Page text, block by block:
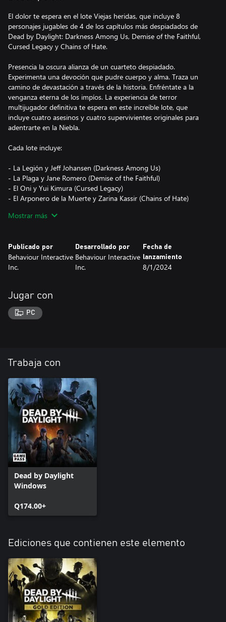
El dolor te espera en el lote Viejas heridas, que incluye 8
personajes jugables de 4 de los capítulos más despiadados de
Dead by Daylight: Darkness Among Us, Demise of the Faithful,
Cursed Legacy y Chains of Hate.
Presencia la oscura alianza de un cuarteto despiadado.
Experimenta una devoción que pudre cuerpo y alma. Traza un
camino de devastación a través de la historia. Enfréntate a la
venganza eterna de los impíos. La experiencia de terror
multijugador definitiva te espera en este increíble lote, que
incluye cuatro asesinos y cuatro supervivientes originales para
adentrarte en la Niebla.
Cada lote incluye:
- La Legión y Jeff Johansen (Darkness Among Us)
- La Plaga y Jane Romero (Demise of the Faithful)
- El Oni y Yui Kimura (Cursed Legacy)
- El Arponero de la Muerte y Zarina Kassir (Chains of Hate)
- 4 objetos exclusivos del DLC.
Mostrar más
Publicado por
Behaviour Interactive
Inc.
Desarrollado por
Behaviour Interactive
Inc.
Fecha de
lanzamiento
8/1/2024
Jugar con
PC
Trabaja con
Dead by Daylight
Windows
Q174.00+
Ediciones que contienen este elemento